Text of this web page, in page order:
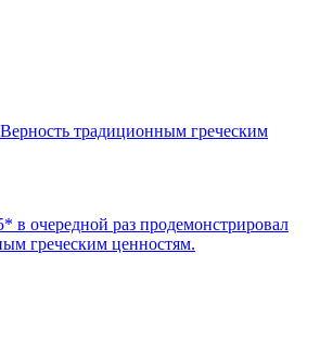
традиционным греческим
в очередной раз продемонстрировал
греческим ценностям.